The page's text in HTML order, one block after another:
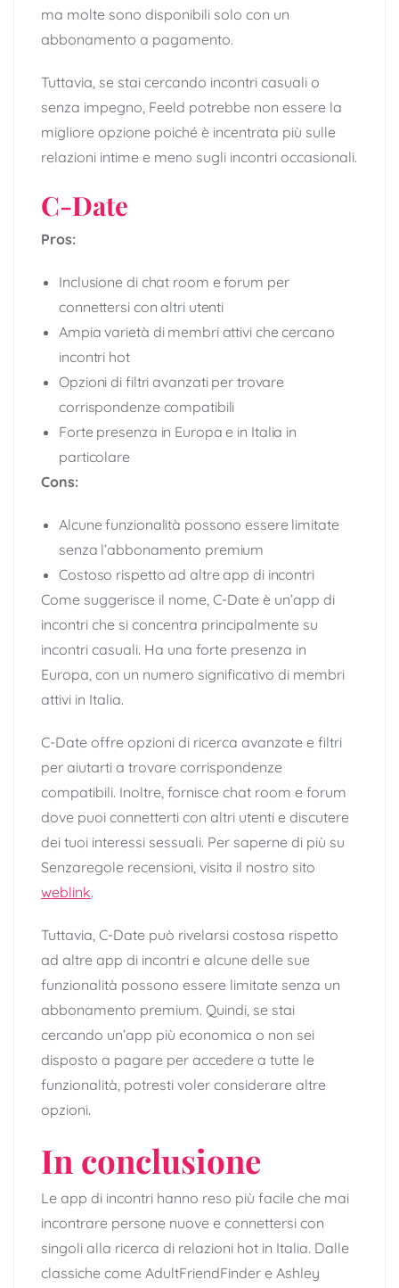
ma molte sono disponibili solo con un
abbonamento a pagamento.
Tuttavia, se stai cercando incontri casuali o
senza impegno, Feeld potrebbe non essere la
migliore opzione poiché è incentrata più sulle
relazioni intime e meno sugli incontri occasionali.
C-Date
Pros:
Inclusione di chat room e forum per
connettersi con altri utenti
Ampia varietà di membri attivi che cercano
incontri hot
Opzioni di filtri avanzati per trovare
corrispondenze compatibili
Forte presenza in Europa e in Italia in
particolare
Cons:
Alcune funzionalità possono essere limitate
senza l’abbonamento premium
Costoso rispetto ad altre app di incontri
Come suggerisce il nome, C-Date è un’app di
incontri che si concentra principalmente su
incontri casuali. Ha una forte presenza in
Europa, con un numero significativo di membri
attivi in ​​Italia.
C-Date offre opzioni di ricerca avanzate e filtri
per aiutarti a trovare corrispondenze
compatibili. Inoltre, fornisce chat room e forum
dove puoi connetterti con altri utenti e discutere
dei tuoi interessi sessuali. Per saperne di più su
Senzaregole recensioni, visita il nostro sito
weblink.
Tuttavia, C-Date può rivelarsi costosa rispetto
ad altre app di incontri e alcune delle sue
funzionalità possono essere limitate senza un
abbonamento premium. Quindi, se stai
cercando un’app più economica o non sei
disposto a pagare per accedere a tutte le
funzionalità, potresti voler considerare altre
opzioni.
In conclusione
Le app di incontri hanno reso più facile che mai
incontrare persone nuove e connettersi con
singoli alla ricerca di relazioni hot in Italia. Dalle
classiche come AdultFriendFinder e Ashley